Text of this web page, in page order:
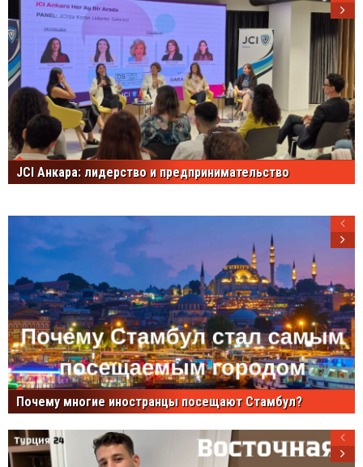
JCI Анкара: лидерство и предпринимательство
Почему многие иностранцы посещают Стамбул?